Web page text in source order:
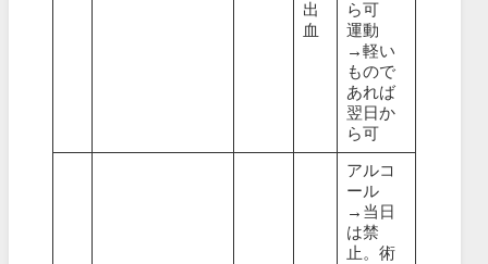
出
血
ら可
運動
→軽い
もので
あれば
翌日か
ら可
アルコ
ール
→当日
は禁
止。術